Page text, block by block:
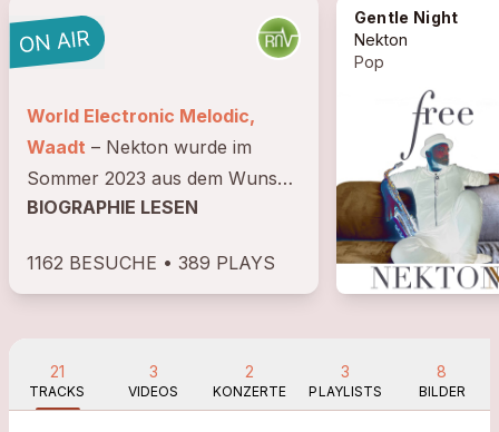
World Electronic Melodic,
Waadt
Sommer 2023 aus dem Wunsch
heraus geboren, zu
auszudrücken, wie er die Welt
geboren, wuchs in der...
BIOGRAPHIE LESEN
1162 BESUCHE • 389 PLAYS
Gentle Night
Nekton
Pop
21
TRACKS
3
VIDEOS
2
KONZERTE
3
PLAYLISTS
8
BILDER